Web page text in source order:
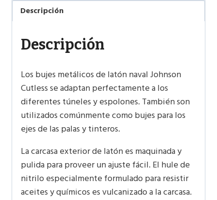
Descripción
Descripción
Los bujes metálicos de latón naval Johnson
Cutless se adaptan perfectamente a los
diferentes túneles y espolones. También son
utilizados comúnmente como bujes para los
ejes de las palas y tinteros.
La carcasa exterior de latón es maquinada y
pulida para proveer un ajuste fácil. El hule de
nitrilo especialmente formulado para resistir
aceites y químicos es vulcanizado a la carcasa.